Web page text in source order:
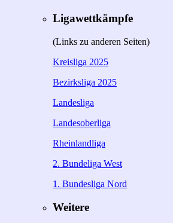
Ligawettkämpfe
(Links zu anderen Seiten)
Kreisliga 2025
Bezirksliga 2025
Landesliga
Landesoberliga
Rheinlandliga
2. Bundeliga West
1. Bundesliga Nord
Weitere